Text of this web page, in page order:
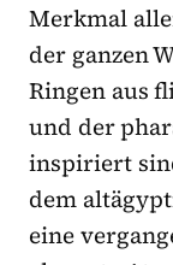
Merkmal
der ganzen
Ringen aus
und der
inspiriert
dem
eine